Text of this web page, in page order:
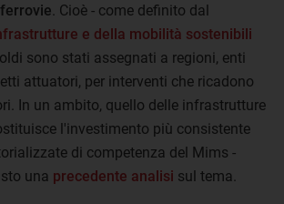
. Cioè - come definito dal
e della mobilità sostenibili
sono stati assegnati a regioni, enti
attuatori, per interventi che ricadono
In un ambito, quello delle infrastrutture
l'investimento più consistente
di competenza del Mims -
una precedente analisi sul tema.